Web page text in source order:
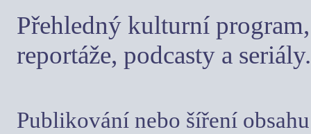
Přehledný kulturní
reportáže, podcasty a seriály.
Publikování nebo šíření